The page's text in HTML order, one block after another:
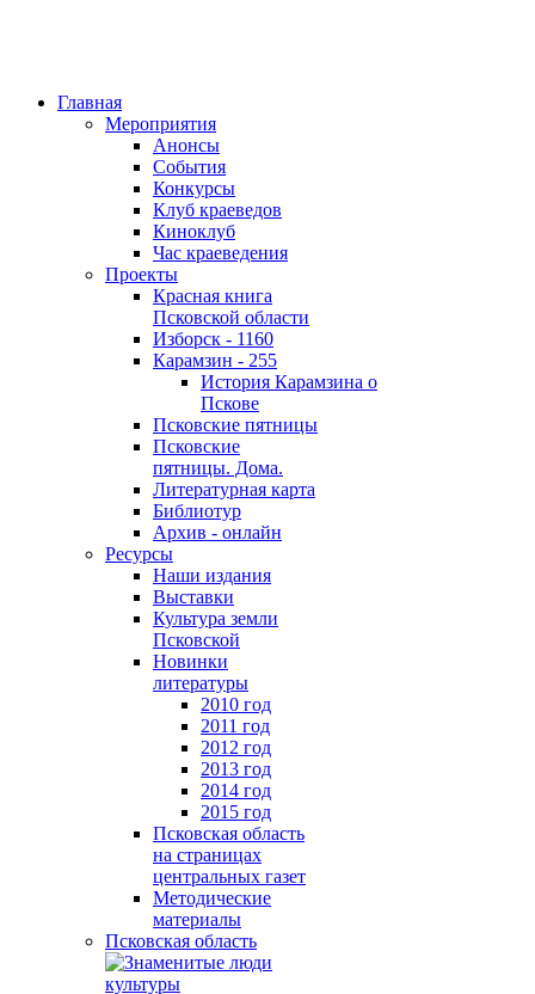
Главная
Мероприятия
Анонсы
События
Конкурсы
Клуб краеведов
Киноклуб
Час краеведения
Проекты
Красная книга
Псковской области
Изборск - 1160
Карамзин - 255
История Карамзина о
Пскове
Псковские пятницы
Псковские
пятницы. Дома.
Литературная карта
Библиотур
Архив - онлайн
Ресурсы
Наши издания
Выставки
Культура земли
Псковской
Новинки
литературы
2010 год
2011 год
2012 год
2013 год
2014 год
2015 год
Псковская область
на страницах
центральных газет
Методические
материалы
Псковская область